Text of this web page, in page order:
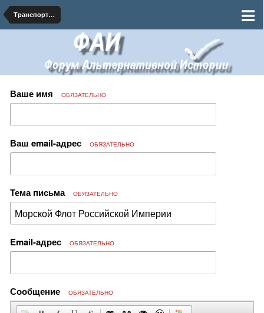
Транспорт Российской Империи
Ваше имя ОБЯЗАТЕЛЬНО
Ваш email-адрес ОБЯЗАТЕЛЬНО
Тема письма ОБЯЗАТЕЛЬНО
Email-адрес ОБЯЗАТЕЛЬНО
Сообщение ОБЯЗАТЕЛЬНО